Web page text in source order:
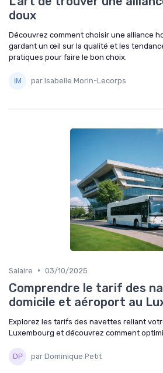
doux
Découvrez comment choisir une alliance
gardant un œil sur la qualité et les
pratiques pour faire le bon choix.
par Isabelle Morin-Lecorps
Salaire • 03/10/2025
Comprendre le tarif des
domicile et aéroport au
Explorez les tarifs des navettes reliant
Luxembourg et découvrez comment
par Dominique Petit